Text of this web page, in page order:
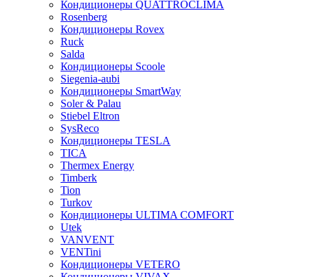
Кондиционеры QUATTROCLIMA
Rosenberg
Кондиционеры Rovex
Ruck
Salda
Кондиционеры Scoole
Siegenia-aubi
Кондиционеры SmartWay
Soler & Palau
Stiebel Eltron
SysReco
Кондиционеры TESLA
TICA
Thermex Energy
Timberk
Tion
Turkov
Кондиционеры ULTIMA COMFORT
Utek
VANVENT
VENTini
Кондиционеры VETERO